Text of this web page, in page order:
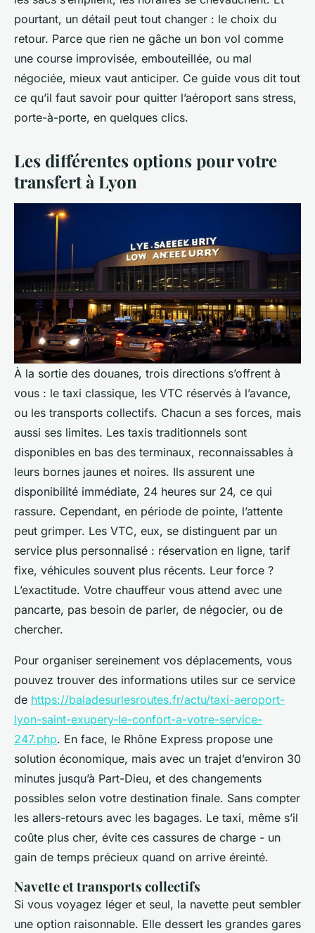
pourtant, un détail peut tout changer : le choix du
retour. Parce que rien ne gâche un bon vol comme
une course improvisée, embouteillée, ou mal
négociée, mieux vaut anticiper. Ce guide vous dit tout
ce qu’il faut savoir pour quitter l’aéroport sans stress,
porte-à-porte, en quelques clics.
Les différentes options pour votre
transfert à Lyon
À la sortie des douanes, trois directions s’offrent à
vous : le taxi classique, les VTC réservés à l’avance,
ou les transports collectifs. Chacun a ses forces, mais
aussi ses limites. Les taxis traditionnels sont
disponibles en bas des terminaux, reconnaissables à
leurs bornes jaunes et noires. Ils assurent une
disponibilité immédiate, 24 heures sur 24, ce qui
rassure. Cependant, en période de pointe, l’attente
peut grimper. Les VTC, eux, se distinguent par un
service plus personnalisé : réservation en ligne, tarif
fixe, véhicules souvent plus récents. Leur force ?
L’exactitude. Votre chauffeur vous attend avec une
pancarte, pas besoin de parler, de négocier, ou de
chercher.
Pour organiser sereinement vos déplacements, vous
pouvez trouver des informations utiles sur ce service
de https://baladesurlesroutes.fr/actu/taxi-aeroport-
lyon-saint-exupery-le-confort-a-votre-service-
247.php. En face, le Rhône Express propose une
solution économique, mais avec un trajet d’environ 30
minutes jusqu’à Part-Dieu, et des changements
possibles selon votre destination finale. Sans compter
les allers-retours avec les bagages. Le taxi, même s’il
coûte plus cher, évite ces cassures de charge - un
gain de temps précieux quand on arrive éreinté.
Navette et transports collectifs
Si vous voyagez léger et seul, la navette peut sembler
une option raisonnable. Elle dessert les grandes gares